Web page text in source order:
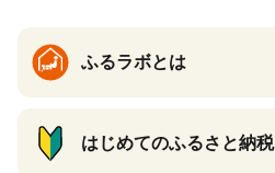
ふるラボとは
はじめてのふるさと納税